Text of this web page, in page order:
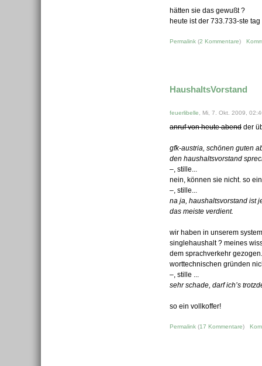
hätten sie das gewußt ?
heute ist der 733.733-ste
Permalink (2 Kommentare)
HaushaltsVorstand
feuerlibelle , Mi, 7. Okt. 2009,
anruf von heute abend der
gfk-austria, schönen guten
den haushaltsvorstand
–, stille...
nein, können sie nicht. so
–, stille...
na ja, haushaltsvorstand ist
das meiste verdient.
wir haben in unserem
singlehaushalt ? meines
dem sprachverkehr
worttechnischen gründen
–, stille ...
sehr schade, darf ich’s
so ein vollkoffer!
Permalink (17 Kommentare)